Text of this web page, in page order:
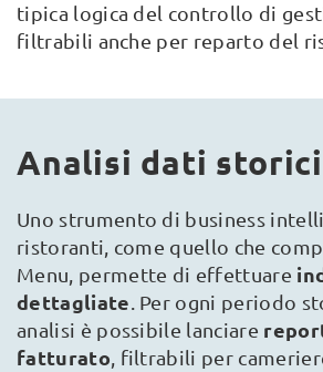
tipica logica del controllo di
filtrabili anche per reparto del
Analisi dati storici
Uno strumento di business
ristoranti, come quello che
Menu, permette di effettuare
dettagliate. Per ogni periodo
analisi è possibile lanciare
fatturato, filtrabili per